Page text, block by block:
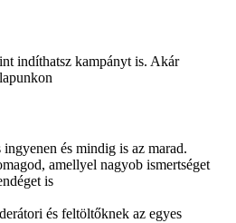
indíthatsz kampányt is. Akár
és mindig is az marad.
amellyel nagyob ismertséget
is
és feltöltőknek az egyes